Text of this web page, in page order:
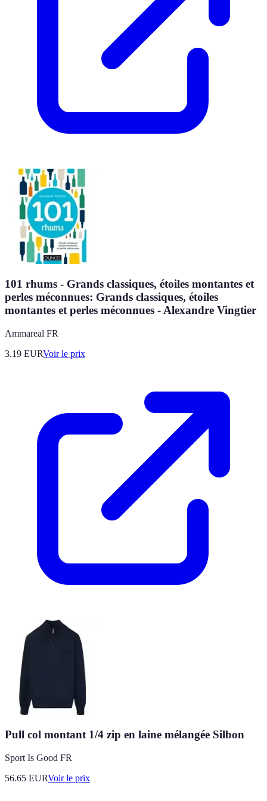
101 rhums - Grands classiques, étoiles montantes et
perles méconnues: Grands classiques, étoiles
montantes et perles méconnues - Alexandre Vingtier
Ammareal FR
3.19 EURVoir le prix
Pull col montant 1/4 zip en laine mélangée Silbon
Sport Is Good FR
56.65 EURVoir le prix